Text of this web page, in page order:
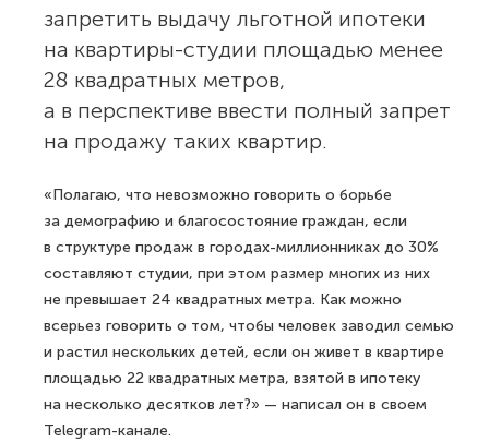
запретить выдачу льготной ипотеки
на квартиры-студии площадью менее
28 квадратных метров,
а в перспективе ввести полный запрет
на продажу таких квартир.
«Полагаю, что невозможно говорить о борьбе
за демографию и благосостояние граждан, если
в структуре продаж в городах-миллионниках до 30%
составляют студии, при этом размер многих из них
не превышает 24 квадратных метра. Как можно
всерьез говорить о том, чтобы человек заводил семью
и растил нескольких детей, если он живет в квартире
площадью 22 квадратных метра, взятой в ипотеку
на несколько десятков лет?» — написал он в своем
Telegram-канале.